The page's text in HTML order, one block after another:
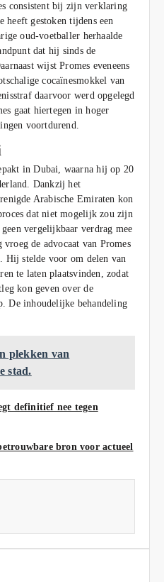
consistent bij zijn verklaring
gestoken tijdens een
oud-voetballer herhaalde
dat hij sinds de
wijst Promes eveneens
cocaïnesmokkel van
daarvoor werd opgelegd
gaat hiertegen in hoger
voortdurend.
in Dubai, waarna hij op 20
Dankzij het
Arabische Emiraten kon
dat niet mogelijk zou zijn
vergelijkbaar verdrag mee
de advocaat van Promes
Hij stelde voor om delen van
te laten plaatsvinden, zodat
kon geven over de
De inhoudelijke behandeling
plekken van
stad.
definitief nee tegen
bron voor actueel